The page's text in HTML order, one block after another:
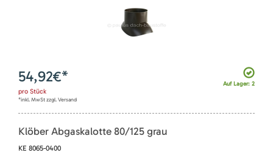
Auf Lager: 2
54,92€*
pro Stück
*inkl. MwSt zzgl. Versand
Klöber Abgaskalotte 80/125 grau
KE 8065-0400